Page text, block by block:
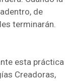
de
terminarán.
esta práctica
Creadoras,